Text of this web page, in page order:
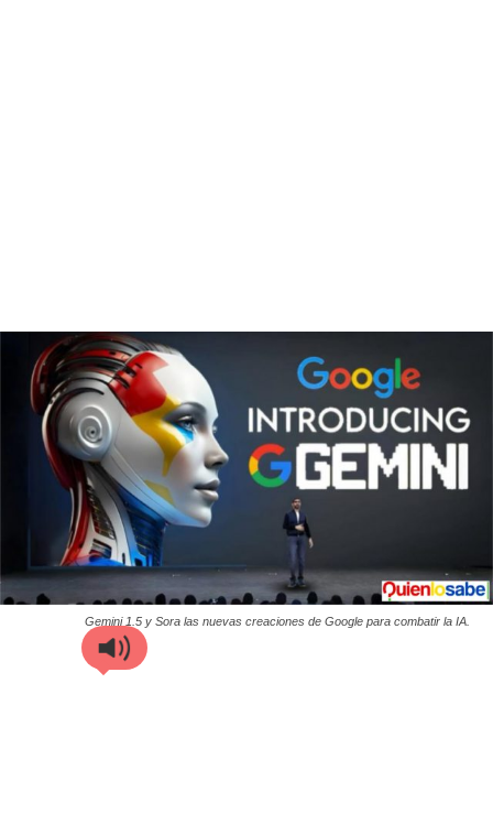
Gemini 1.5 y Sora las nuevas creaciones de Google para combatir la IA.